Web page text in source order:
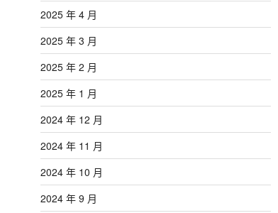
2025 年 4 月
2025 年 3 月
2025 年 2 月
2025 年 1 月
2024 年 12 月
2024 年 11 月
2024 年 10 月
2024 年 9 月